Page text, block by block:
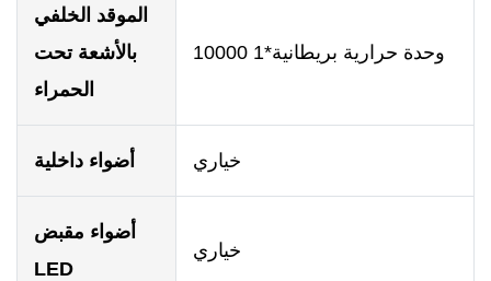
الموقد الخلفي
بالأشعة تحت
الحمراء
10000 وحدة حرارية بريطانية*1
أضواء داخلية خياري
أضواء مقبض
LED
خياري